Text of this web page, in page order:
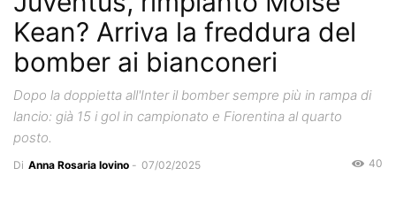
Kean? Arriva la freddura del
bomber ai bianconeri
Dopo la doppietta all'Inter il bomber sempre più in rampa di
lancio: già 15 i gol in campionato e Fiorentina al quarto
posto.
Di Anna Rosaria Iovino - 07/02/2025 40